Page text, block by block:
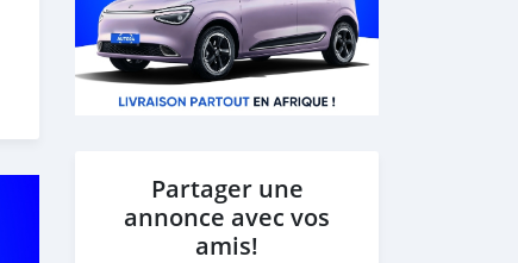
Partager une
annonce avec vos
amis!